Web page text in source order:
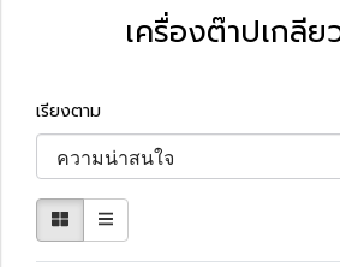
เครื่องต๊าปเกลีย
เรียงตาม